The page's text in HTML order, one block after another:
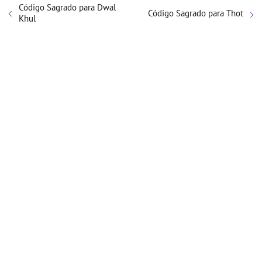
Código Sagrado para Dwal
Khul
Código Sagrado para Thot